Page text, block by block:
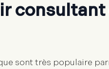
sont très populaire